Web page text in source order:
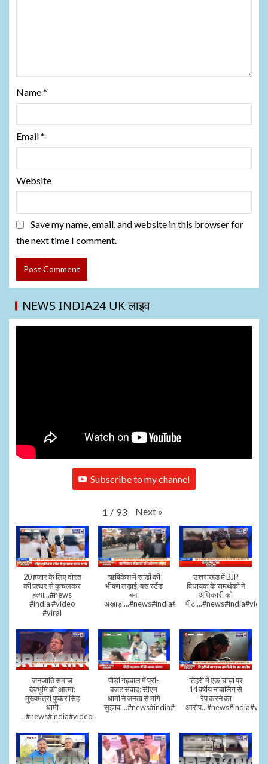
Name*
Email*
Website
Save my name, email, and website in this browser for
the next time I comment.
NEWS INDIA24 UK लाइव
Subscribe to my channel
1 / 93 Next »
20 हजार के लिए दोस्त
की पत्थर से कुचलकर
हत्या...#news
#india #video
#viral
ऋषिकेश में सांडों की
भीषण लड़ाई, बस स्टैंड
बना
अखाड़ा...#news#india#video#viral
उत्तराखंड में BJP
विधायक के समर्थकों ने
अधिकारी को
जनजाति समाज
देवभूमि की आत्मा:
मुख्यमंत्री पुष्कर सिंह
धामी
..#news#india#video#viral
पौड़ी गढ़वाल में प्री-
बजट संवाद: सीएम
धामी ने जनता से मांगे
सुझाव....#news#india#video#viral
टिहरी में एक चाचा पर
14 वर्षीय नाबालिग से
रेप करने का